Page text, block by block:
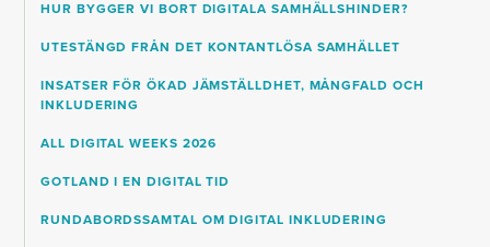
HUR BYGGER VI BORT DIGITALA SAMHÄLLSHINDER?
UTESTÄNGD FRÅN DET KONTANTLÖSA SAMHÄLLET
INSATSER FÖR ÖKAD JÄMSTÄLLDHET, MÅNGFALD OCH
INKLUDERING
ALL DIGITAL WEEKS 2026
GOTLAND I EN DIGITAL TID
RUNDABORDSSAMTAL OM DIGITAL INKLUDERING